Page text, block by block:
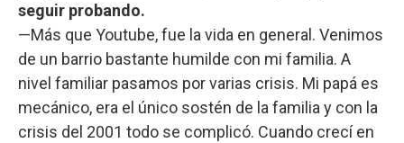
seguir probando.
—Más que Youtube, fue la vida en general. Venimos
de un barrio bastante humilde con mi familia. A
nivel familiar pasamos por varias crisis. Mi papá es
mecánico, era el único sostén de la familia y con la
crisis del 2001 todo se complicó. Cuando crecí en